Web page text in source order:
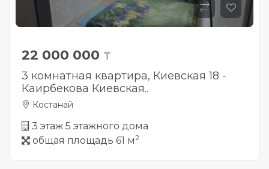
22 000 000 ₸
3 комнатная квартира, Киевская 18 -
Каирбекова Киевская..
Костанай
3 этаж 5 этажного дома
общая площадь 61 м2